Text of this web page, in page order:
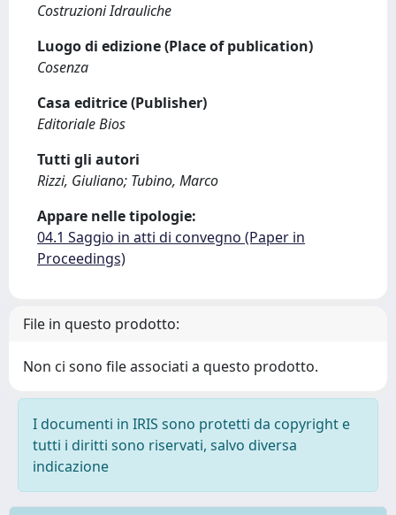
Costruzioni Idrauliche
Luogo di edizione (Place of publication)
Cosenza
Casa editrice (Publisher)
Editoriale Bios
Tutti gli autori
Rizzi, Giuliano; Tubino, Marco
Appare nelle tipologie:
04.1 Saggio in atti di convegno (Paper in
Proceedings)
File in questo prodotto:
Non ci sono file associati a questo prodotto.
I documenti in IRIS sono protetti da copyright e
tutti i diritti sono riservati, salvo diversa
indicazione